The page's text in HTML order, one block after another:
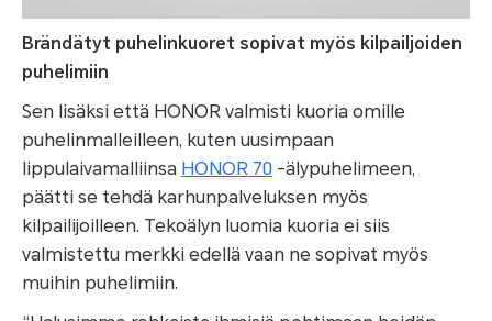
Brändätyt puhelinkuoret sopivat myös kilpailjoiden
puhelimiin
Sen lisäksi että HONOR valmisti kuoria omille
puhelinmalleilleen, kuten uusimpaan
lippulaivamalliinsa HONOR 70 -älypuhelimeen,
päätti se tehdä karhunpalveluksen myös
kilpailijoilleen. Tekoälyn luomia kuoria ei siis
valmistettu merkki edellä vaan ne sopivat myös
muihin puhelimiin.